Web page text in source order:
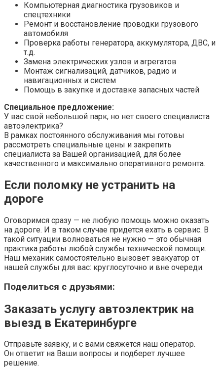
Компьютерная диагностика грузовиков и
спецтехники
Ремонт и восстановление проводки грузового
автомобиля
Проверка работы генератора, аккумулятора, ДВС, и
т.д.
Замена электрических узлов и агрегатов
Монтаж сигнализаций, датчиков, радио и
навигационных и систем
Помощь в закупке и доставке запасных частей
Специальное предложение:
У вас свой небольшой парк, но нет своего специалиста
автоэлектрика?
В рамках постоянного обслуживания мы готовы
рассмотреть специальные цены и закрепить
специалиста за Вашей организацией, для более
качественного и максимально оперативного ремонта.
Если поломку не устранить на
дороге
Оговоримся сразу — не любую помощь можно оказать
на дороге. И в таком случае придется ехать в сервис. В
такой ситуации волноваться не нужно — это обычная
практика работы любой службы технической помощи.
Наш механик самостоятельно вызовет эвакуатор от
нашей службы для вас: круглосуточно и вне очереди.
Поделиться с друзьями:
Заказать услугу автоэлектрик на
выезд в Екатеринбурге
Отправьте заявку, и с вами свяжется наш оператор.
Он ответит на Ваши вопросы и подберет лучшее
решение.